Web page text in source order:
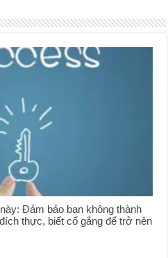
Đảm bảo bạn không thành
thực, biết cố gắng để trở nên